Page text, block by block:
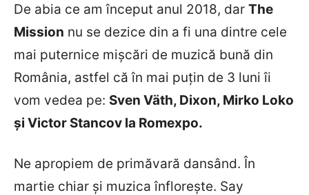
De abia ce am început anul 2018, dar The
Mission nu se dezice din a fi una dintre cele
mai puternice mișcări de muzică bună din
România, astfel că în mai puțin de 3 luni îi
vom vedea pe: Sven Väth, Dixon, Mirko Loko
și Victor Stancov la Romexpo.
Ne apropiem de primăvară dansând. În
martie chiar și muzica înflorește. Say